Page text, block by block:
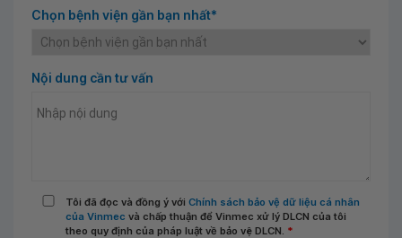
Chọn bệnh viện gần bạn nhất*
Nội dung cần tư vấn
Tôi đã đọc và đồng ý với Chính sách bảo vệ dữ liệu cá nhân
của Vinmec và chấp thuận để Vinmec xử lý DLCN của tôi
theo quy định của pháp luật về bảo vệ DLCN. *